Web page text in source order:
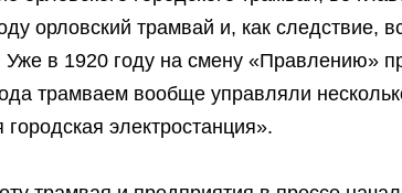
орловский трамвай и, как следствие,
Уже в 1920 году на смену «Правлению»
трамваем вообще управляли
электростанция».